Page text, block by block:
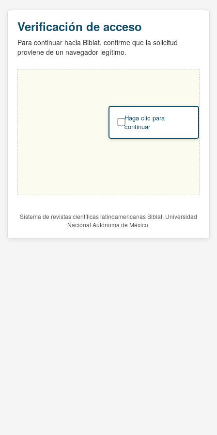
Verificación de acceso
Para continuar hacia Biblat, confirme que la solicitud
proviene de un navegador legítimo.
Haga clic para
continuar
Sistema de revistas científicas latinoamericanas Biblat. Universidad
Nacional Autónoma de México.